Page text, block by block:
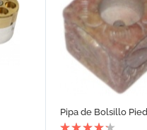
Pipa de Bolsillo